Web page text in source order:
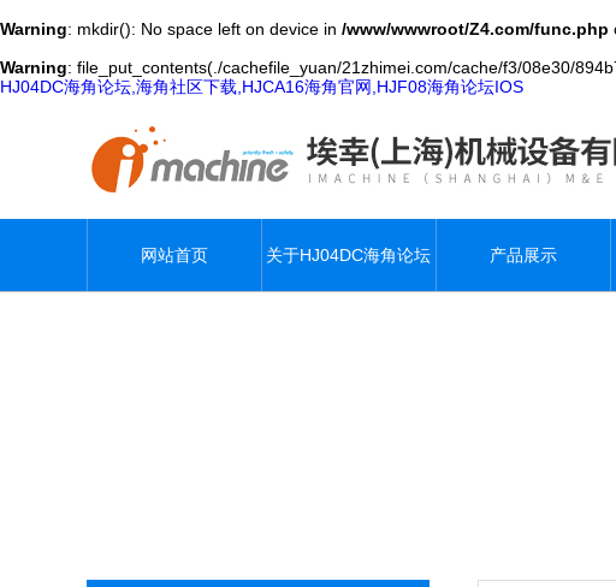
Warning: mkdir(): No space left on device in /www/wwwroot/Z4.com/func.php
Warning: file_put_contents(./cachefile_yuan/21zhimei.com/cache/f3/08e30/
HJ04DC海角论坛,海角社区下载,HJCA16海角官网,HJF08海角论坛IOS
网站首页 关于HJ04DC海角论坛 产品展示